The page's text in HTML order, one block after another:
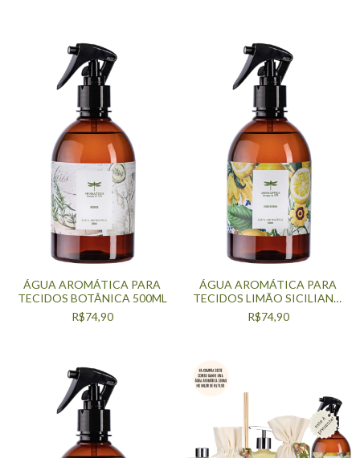
ÁGUA AROMÁTICA PARA
TECIDOS BOTÂNICA 500ML
R$74,90
ÁGUA AROMÁTICA PARA
TECIDOS LIMÃO SICILIANO
500ML
R$74,90